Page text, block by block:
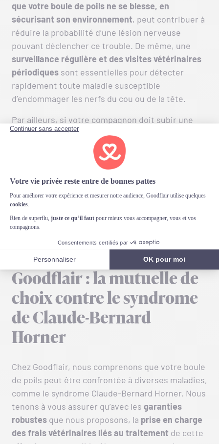
que votre boule de poils ne se blesse, en
sécurisant son environnement, peut contribuer à
réduire la probabilité d’une lésion nerveuse
pouvant déclencher ce trouble. De même, une
surveillance régulière et des visites vétérinaires
périodiques sont essentielles pour détecter
rapidement toute maladie susceptible
d’endommager les nerfs du cou ou de la tête.
Par ailleurs, si votre compagnon doit subir une
chirurgie cervicale ou thoracique, discutez avec
votre vétérinaire des possibles complications
neurologiques postopératoires telles que le
syndrome de Claude-Bernard-Horner. Enfin, un
style de vie saincomprenant unealimentation
équilibréeet suffisamment d’exercice aide à
résister aux maladies qui peuvent provoquer ce
Goodflair : la mutuelle de
choix contre le syndrome
de Claude-Bernard
Horner
Chez Goodflair, nous comprenons que votre boule
de poils peut être confrontée à diverses maladies,
comme le syndrome Claude-Bernard Horner. Nous
tenons à vous assurer qu’avec les garanties
robustes que nous proposons, la prise en charge
des frais vétérinaires liés au traitement de cette